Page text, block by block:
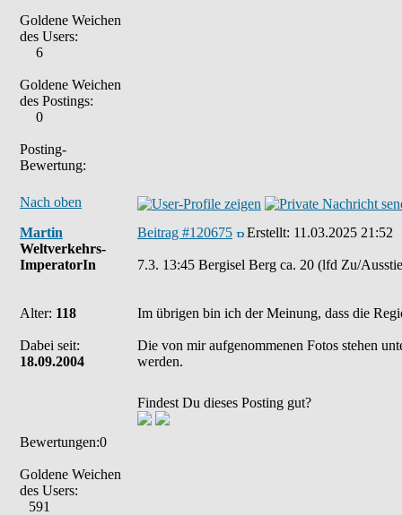
Goldene Weichen
des Users:
6
Goldene Weichen
des Postings:
0
Posting-
Bewertung:
Nach oben
Martin
Weltverkehrs-
ImperatorIn
Alter: 118
Dabei seit:
18.09.2004
Bewertungen:0
Goldene Weichen
des Users:
591
Beitrag #120675 Erstellt: 11.03.2025 21:52
7.3. 13:45 Bergisel Berg ca. 20 (lfd Zu/
Im übrigen bin ich der Meinung, dass die
Die von mir aufgenommenen Fotos stehen
werden.
Findest Du dieses Posting gut?